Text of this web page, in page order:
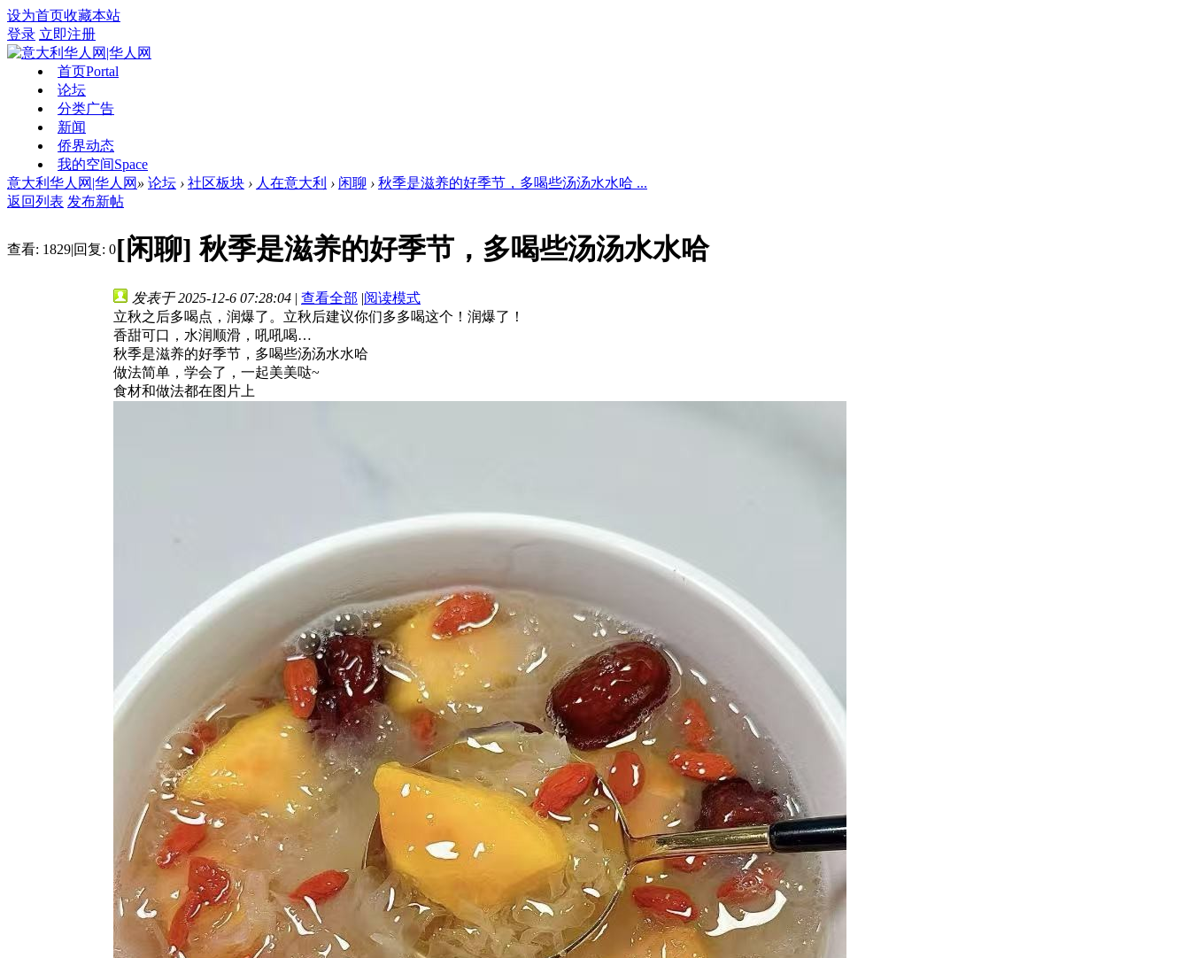
设为首页收藏本站
登录 立即注册
首页Portal
论坛
分类广告
新闻
侨界动态
我的空间Space
意大利华人网|华人网 » 论坛 › 社区板块 › 人在意大利 › 闲聊 › 秋季是滋养的好季节，多喝些汤汤水水哈 ...
返回列表 发布新帖
查看: 1829|回复: 0[闲聊]秋季是滋养的好季节，多喝些汤汤水水哈
发表于 2025-12-6 07:28:04 | 查看全部 |阅读模式
立秋之后多喝点，润爆了。立秋后建议你们多多喝这个！润爆了！
香甜可口，水润顺滑，吼吼喝…
秋季是滋养的好季节，多喝些汤汤水水哈
做法简单，学会了，一起美美哒~
食材和做法都在图片上